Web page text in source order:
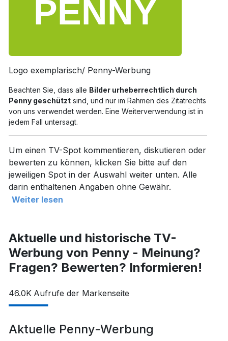
Logo exemplarisch/ Penny-Werbung
Beachten Sie, dass alle Bilder urheberrechtlich durch
Penny geschütztsind, und nur im Rahmen des Zitatrechts
von uns verwendet werden. Eine Weiterverwendung ist in
jedem Fall untersagt.
Um einen TV-Spot kommentieren, diskutieren oder
bewerten zu können, klicken Sie bitte auf den
jeweiligen Spot in der Auswahl weiter unten. Alle
darin enthaltenen Angaben ohne Gewähr.
Weiter lesen
Aktuelle und historische TV-
Werbung von Penny - Meinung?
Fragen? Bewerten? Informieren!
46.0K Aufrufe der Markenseite
Aktuelle Penny-Werbung